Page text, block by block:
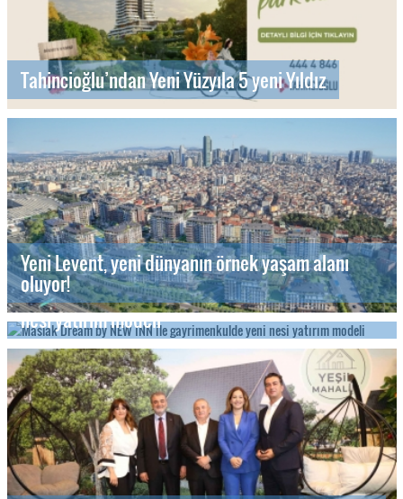
Tahincioğlu’ndan Yeni Yüzyıla 5 yeni Yıldız
Yeni Levent, yeni dünyanın örnek yaşam alanı
oluyor!
Maslak Dream by NEW INN ile gayrimenkulde yeni
nesi yatırım modeli